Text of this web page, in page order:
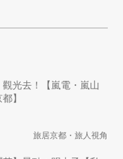
光去！【嵐電・嵐山
】
旅居京都・旅人視角